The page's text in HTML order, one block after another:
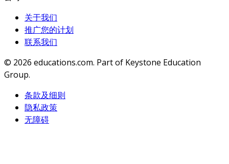
关于我们
推广您的计划
联系我们
© 2026 educations.com. Part of Keystone Education
Group.
条款及细则
隐私政策
无障碍